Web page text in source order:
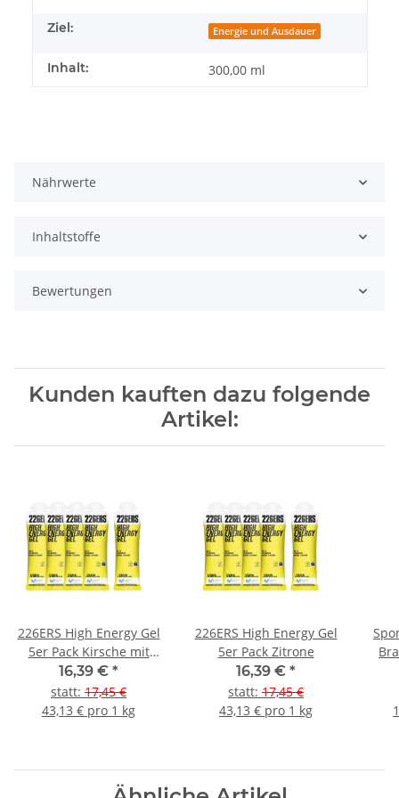
Ziel: Energie und Ausdauer
Inhalt: 300,00 ml
Nährwerte
Inhaltstoffe
Bewertungen
Kunden kauften dazu folgende
Artikel:
226ERS High Energy Gel
5er Pack Kirsche mit
Koffein
16,39 € *
statt: 17,45 €
43,13 € pro 1 kg
226ERS High Energy Gel
5er Pack Zitrone
16,39 € *
statt: 17,45 €
43,13 € pro 1 kg